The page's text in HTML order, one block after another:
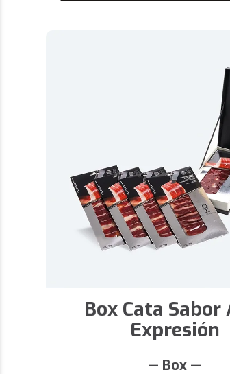
Box Cata Sabor
Expresión
— Box —